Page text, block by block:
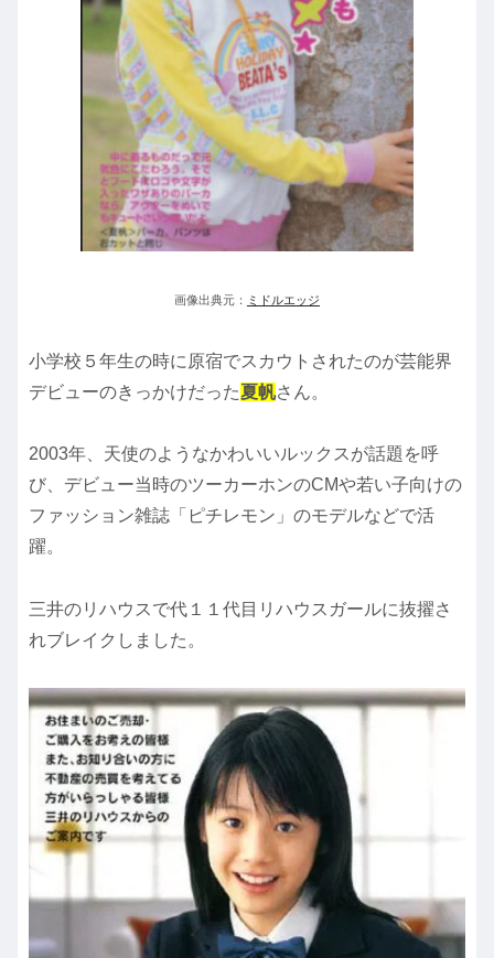
画像出典元： ミドルエッジ
小学校５年生の時に原宿でスカウトされたのが芸能界
デビューのきっかけだった夏帆さん。
2003年、天使のようなかわいいルックスが話題を呼
び、デビュー当時のツーカーホンのCMや若い子向けの
ファッション雑誌「ピチレモン」のモデルなどで活
躍。
三井のリハウスで代１１代目リハウスガールに抜擢さ
れブレイクしました。